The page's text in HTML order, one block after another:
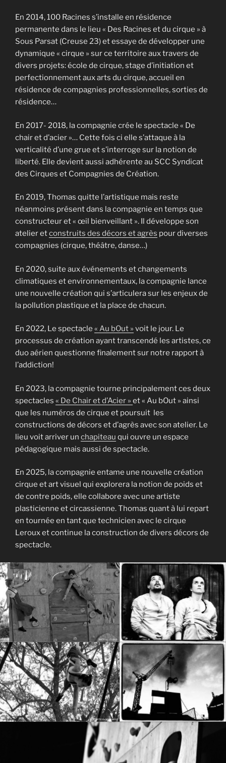
En 2014, 100 Racines s’installe en résidence
permanente dans le lieu « Des Racines et du cirque » à
Sous Parsat (Creuse 23) et essaye de développer une
dynamique « cirque » sur ce territoire aux travers de
divers projets: école de cirque, stage d’initiation et
perfectionnement aux arts du cirque, accueil en
résidence de compagnies professionnelles, sorties de
résidence…
En 2017- 2018, la compagnie crée le spectacle « De
chair et d’acier »… Cette fois ci elle s’attaque à la
verticalité d’une grue et s’interroge sur la notion de
liberté. Elle devient aussi adhérente au SCC Syndicat
des Cirques et Compagnies de Création.
En 2019, Thomas quitte l’artistique mais reste
néanmoins présent dans la compagnie en temps que
constructeur et « œil bienveillant ». Il développe son
atelier etconstruits des décors et agrès pour diverses
compagnies (cirque, théâtre, danse…)
En 2020, suite aux événements et changements
climatiques et environnementaux, la compagnie lance
une nouvelle création qui s’articulera sur les enjeux de
la pollution plastique et la place de chacun.
En 2022, Le spectacle « Au bOut » voit le jour. Le
processus de création ayant transcendé les artistes, ce
duo aérien questionne finalement sur notre rapport à
l’addiction!
En 2023, la compagnie tourne principalement ces deux
spectacles « De Chair et d’Acier » et « Au bOut » ainsi
que les numéros de cirque et poursuit les
constructions de décors et d’agrès avec son atelier. Le
lieu voit arriver un chapiteau qui ouvre un espace
pédagogique mais aussi de spectacle.
En 2025, la compagnie entame une nouvelle création
cirque et art visuel qui explorera la notion de poids et
de contre poids, elle collabore avec une artiste
plasticienne et circassienne. Thomas quant à lui repart
en tournée en tant que technicien avec le cirque
Leroux et continue la construction de divers décors de
spectacle.